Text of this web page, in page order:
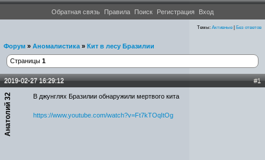
Форумы проекта Новости Уфологии
Обратная связь Правила Поиск Регистрация Вход
Темы: Активные | Без ответов
Форум » Аномалистика » Кит в лесу Бразилии
Страницы 1
#1
2019-02-27 16:29:12
Анатолий 32 В джунглях Бразилии обнаружили мертвого кита
https://www.youtube.com/watch?v=Ft7kTOqItOg